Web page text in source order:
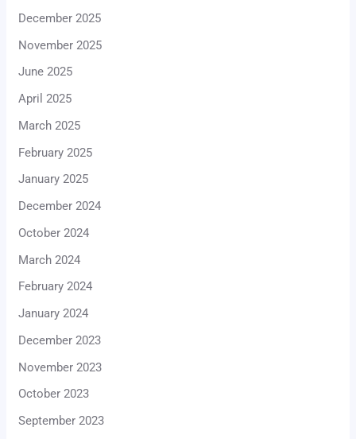
December 2025
November 2025
June 2025
April 2025
March 2025
February 2025
January 2025
December 2024
October 2024
March 2024
February 2024
January 2024
December 2023
November 2023
October 2023
September 2023